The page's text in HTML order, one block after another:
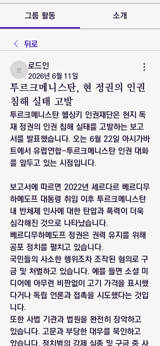
그룹 활동 소개
뒤로
로드인
로드인
2026년 6월 11일
투르크메니스탄, 현 정권의 인권
침해 실태 고발
투르크메니스탄 헬싱키 인권재단은 현지 독
재 정권의 인권 침해 실태를 고발하는 보고
서를 발표했습니다. 오는 6월 22일 아시가바
트에서 유럽연합-투르크메니스탄 인권 대화
를 앞두고 있는 시점입니다.
보고서에 따르면 2022년 세르다르 베르디무
하메도프 대통령 취임 이후 투르크메니스탄
내 반체제 인사에 대한 탄압과 폭력이 더욱
심각해진 것으로 나타났습니다.
베르디무하메도프 정권은 권력 유지를 위해
공포 정치를 펼치고 있습니다.
국민들의 사소한 행위조차 조작된 혐의로 구
금 및 처벌하고 있습니다. 예를 들면 소셜 미
디어에 아무런 비판없이 고기 가격을 표시했
다거나 독립 언론과 접촉을 시도했다는 것입
니다.
또한 사법 기관과 법원을 완전히 장악하고
있습니다. 고문과 부당한 대우를 묵인하고